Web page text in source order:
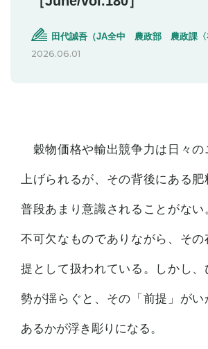
田代誠吾（JA全中 農政部 農政課〈
2026.06.01
穀物価格や輸出競争力は日々の
上げられるが、その背後にある肥
普段あまり意識されることがない
不可欠なものでありながら、そ
提として扱われている。しかし
勢が揺らぐと、その「前提」がい
あるかが浮き彫りになる。